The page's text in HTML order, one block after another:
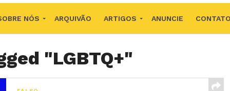
NÓS ARQUIVÃO ARTIGOS ANUNCIE CONTATO
"LGBTQ+"